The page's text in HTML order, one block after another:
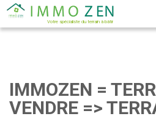
Votre spécialiste du terrain à bâtir
IMMOZEN =
VENDRE =>